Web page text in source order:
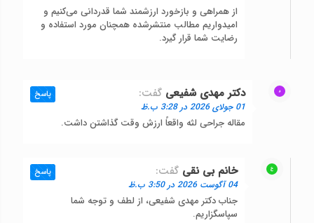
از همراهی و بازخورد ارزشمند شما قدردانی می‌کنیم و
امیدواریم مطالب منتشرشده همچنان مورد استفاده و
رضایت شما قرار گیرد.
دکتر مهدی شفیعی گفت:
01 جولای 2026 در 3:28 ب.ظ
مقاله جراحی لثه واقعاً ارزش وقت گذاشتن داشت.
پاسخ
خانم بی نقی گفت:
04 آگوست 2026 در 3:50 ب.ظ
جناب دکتر مهدی شفیعی، از لطف و توجه شما
سپاسگزاریم.
پاسخ